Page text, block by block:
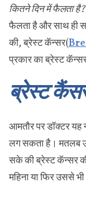
कितने दिन में फैलता
फैलता है और साथ ही
की, ब्रेस्ट कॅन्सर(
प्रकार का ब्रेस्ट
ब्रेस्ट
आमतौर पर डॉक्टर
लग सकता है। मतलब
सके की ब्रेस्ट कॅन्सर
महिना या फिर उससे